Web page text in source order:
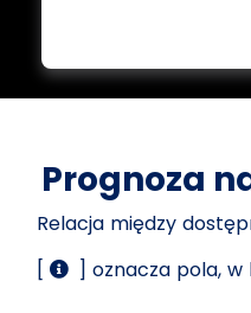
Prognoza
Relacja między
[
] oznacza pola,